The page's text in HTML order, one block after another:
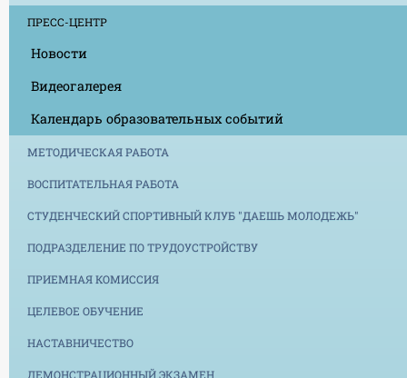
ПРЕСС-ЦЕНТР
Новости
Видеогалерея
Календарь образовательных событий
МЕТОДИЧЕСКАЯ РАБОТА
ВОСПИТАТЕЛЬНАЯ РАБОТА
СТУДЕНЧЕСКИЙ СПОРТИВНЫЙ КЛУБ "ДАЕШЬ МОЛОДЕЖЬ"
ПОДРАЗДЕЛЕНИЕ ПО ТРУДОУСТРОЙСТВУ
ПРИЕМНАЯ КОМИССИЯ
ЦЕЛЕВОЕ ОБУЧЕНИЕ
НАСТАВНИЧЕСТВО
ДЕМОНСТРАЦИОННЫЙ ЭКЗАМЕН